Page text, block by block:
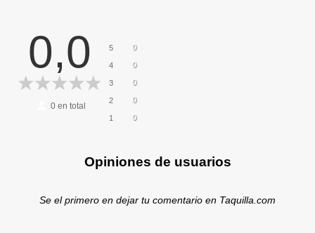
0,0
0en total
5 0
4 0
3 0
2 0
1 0
Opiniones de usuarios
Se el primero en dejar tu comentario en Taquilla.com